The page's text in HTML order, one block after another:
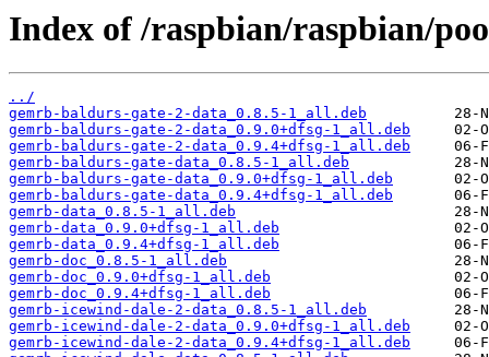
Index of /raspbian/raspbian/
../
gemrb-baldurs-gate-2-data_0.8.5-1_all.deb
gemrb-baldurs-gate-2-data_0.9.0+dfsg-1_all.deb
gemrb-baldurs-gate-2-data_0.9.4+dfsg-1_all.deb
gemrb-baldurs-gate-data_0.8.5-1_all.deb
gemrb-baldurs-gate-data_0.9.0+dfsg-1_all.deb
gemrb-baldurs-gate-data_0.9.4+dfsg-1_all.deb
gemrb-data_0.8.5-1_all.deb
gemrb-data_0.9.0+dfsg-1_all.deb
gemrb-data_0.9.4+dfsg-1_all.deb
gemrb-doc_0.8.5-1_all.deb
gemrb-doc_0.9.0+dfsg-1_all.deb
gemrb-doc_0.9.4+dfsg-1_all.deb
gemrb-icewind-dale-2-data_0.8.5-1_all.deb
gemrb-icewind-dale-2-data_0.9.0+dfsg-1_all.deb
gemrb-icewind-dale-2-data_0.9.4+dfsg-1_all.deb